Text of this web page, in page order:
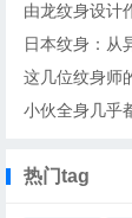
由龙纹身设计
日本纹身：从
这几位纹身师
小伙全身几乎
热门tag